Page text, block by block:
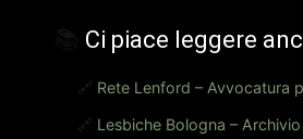
Ci piace leggere
🔗 Rete Lenford – Avvocatura
🔗 Lesbiche Bologna –